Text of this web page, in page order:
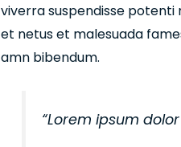
viverra suspendisse potenti
et netus et malesuada
amn bibendum.
“Lorem ipsum